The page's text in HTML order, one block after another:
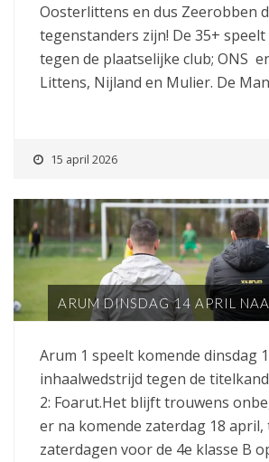
Oosterlittens en dus Zeerobben
tegenstanders zijn! De 35+ speelt
tegen de plaatselijke club; ONS
Littens, Nijland en Mulier. De
15 april 2026
ARUM DINSDAG 14 APRIL
Arum 1 speelt komende dinsdag
inhaalwedstrijd tegen de
2: Foarut.Het blijft trouwens
er na komende zaterdag 18 april,
zaterdagen voor de 4e klasse B